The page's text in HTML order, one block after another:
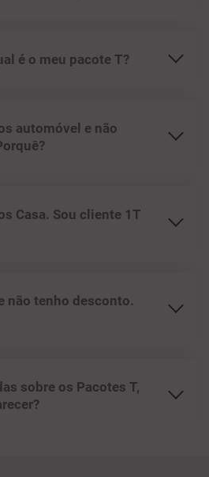
é o meu pacote T?
automóvel e não
Casa. Sou cliente 1T
não tenho desconto.
sobre os Pacotes T,